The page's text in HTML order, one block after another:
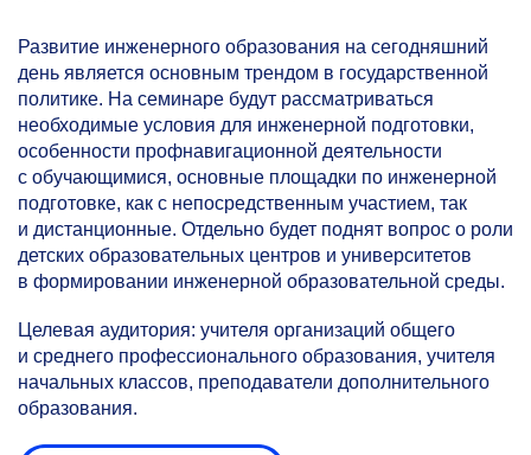
Развитие инженерного образования на сегодняшний
день является основным трендом в государственной
политике. На семинаре будут рассматриваться
необходимые условия для инженерной подготовки,
особенности профнавигационной деятельности
с обучающимися, основные площадки по инженерной
подготовке, как с непосредственным участием, так
и дистанционные. Отдельно будет поднят вопрос о роли
детских образовательных центров и университетов
в формировании инженерной образовательной среды.
Целевая аудитория: учителя организаций общего
и среднего профессионального образования, учителя
начальных классов, преподаватели дополнительного
образования.